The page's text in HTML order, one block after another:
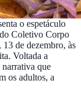
o espetáculo
Coletivo Corpo
de dezembro, às
Voltada a
narrativa que
os adultos, a